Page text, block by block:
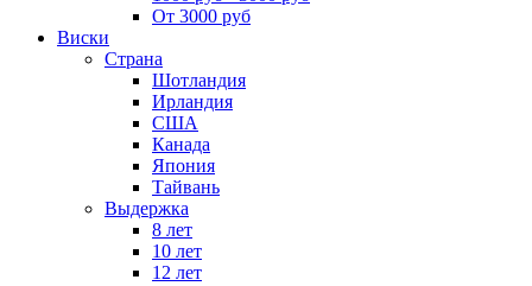
От 3000 руб
Виски
Страна
Шотландия
Ирландия
США
Канада
Япония
Тайвань
Выдержка
8 лет
10 лет
12 лет